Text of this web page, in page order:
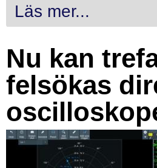
Läs mer...
Nu kan
felsökas